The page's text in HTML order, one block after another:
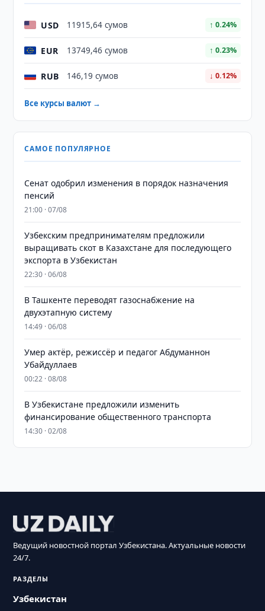
USD 11915,64 сумов ↑ 0.24%
EUR 13749,46 сумов ↑ 0.23%
RUB 146,19 сумов ↓ 0.12%
Все курсы валют →
САМОЕ ПОПУЛЯРНОЕ
Сенат одобрил изменения в порядок назначения
пенсий
21:00 · 07/08
Узбекским предпринимателям предложили
выращивать скот в Казахстане для последующего
экспорта в Узбекистан
22:30 · 06/08
В Ташкенте переводят газоснабжение на
двухэтапную систему
14:49 · 06/08
Умер актёр, режиссёр и педагог Абдуманнон
Убайдуллаев
00:22 · 08/08
В Узбекистане предложили изменить
финансирование общественного транспорта
14:30 · 02/08
Ведущий новостной портал Узбекистана. Актуальные новости
24/7.
РАЗДЕЛЫ
Узбекистан